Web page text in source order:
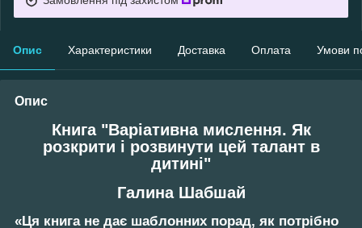
Опис Характеристики Доставка Оплата Умови
Опис
Книга "Варіативна мислення. Як
розкрити і розвинути цей талант в
дитині"
Галина Шабшай
«Ця книга не дає шаблонних порад, як потрібно